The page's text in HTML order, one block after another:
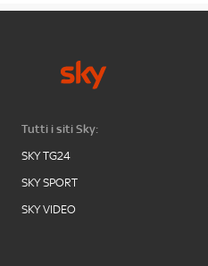
Tutti i siti Sky:
SKY TG24
SKY SPORT
SKY VIDEO